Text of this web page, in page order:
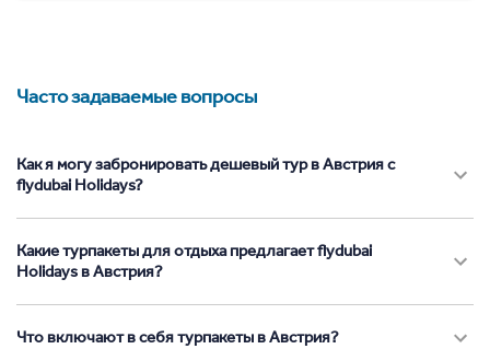
Часто задаваемые вопросы
Как я могу забронировать дешевый тур в Австрия с
flydubai Holidays?
Какие турпакеты для отдыха предлагает flydubai
Holidays в Австрия?
Что включают в себя турпакеты в Австрия?